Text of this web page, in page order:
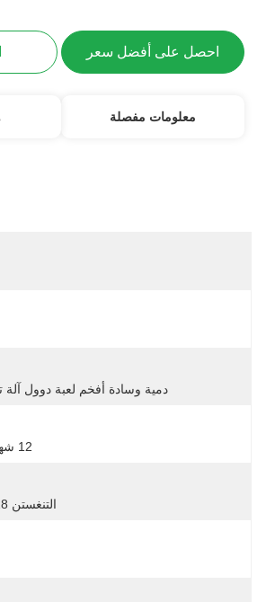
احصل على أفضل سعر
معلومات مفصلة
دمية وسادة أفخم لعبة دوول آلة
12 شهرًا بعد وصول الماكينة
التنغستن 18 كروم 4 الفاناديوم 2